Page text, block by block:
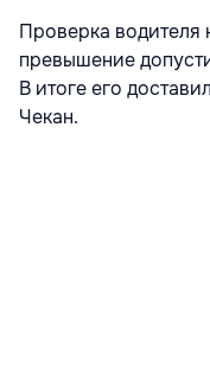
Проверка водителя
превышение
В итоге его
Чекан.